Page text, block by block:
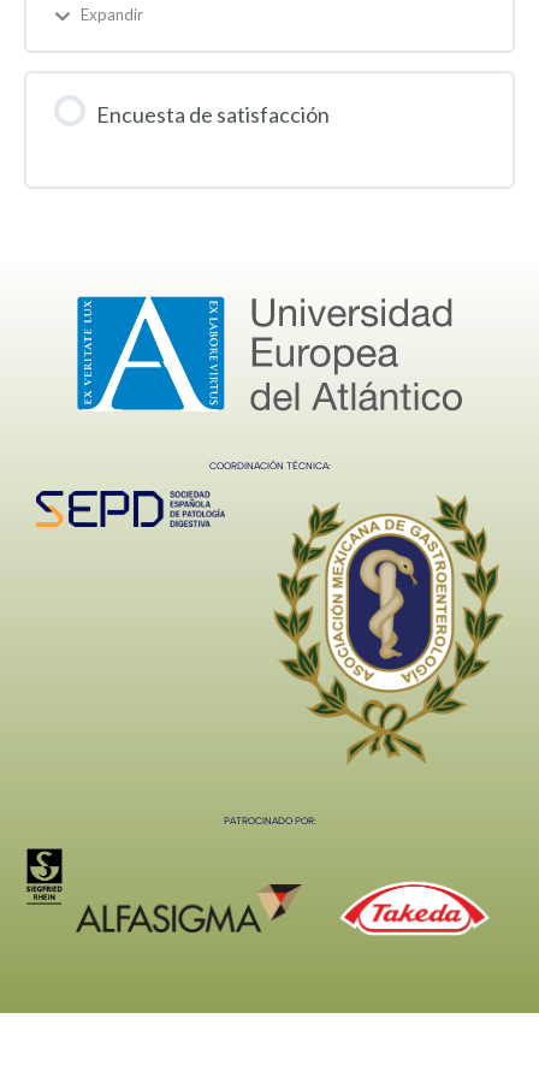
Expandir
Encuesta de satisfacción
COORDINACIÓN TÉCNICA:
PATROCINADO POR: